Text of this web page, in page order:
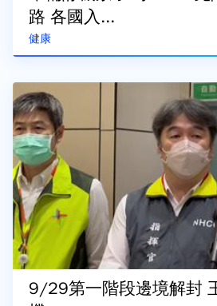
健康
路 各國入...
9/29第一階段邊境解封